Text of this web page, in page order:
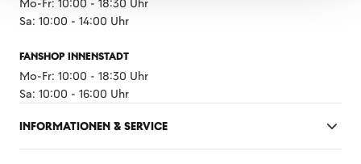
Mo-Fr: 10:00 - 18:30 Uhr
Sa: 10:00 - 14:00 Uhr
FANSHOP INNENSTADT
Mo-Fr: 10:00 - 18:30 Uhr
Sa: 10:00 - 16:00 Uhr
INFORMATIONEN & SERVICE